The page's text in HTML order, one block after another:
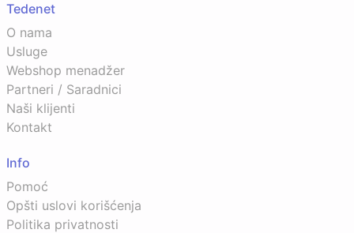
Tedenet
O nama
Usluge
Webshop menadžer
Partneri / Saradnici
Naši klijenti
Kontakt
Info
Pomoć
Opšti uslovi korišćenja
Politika privatnosti